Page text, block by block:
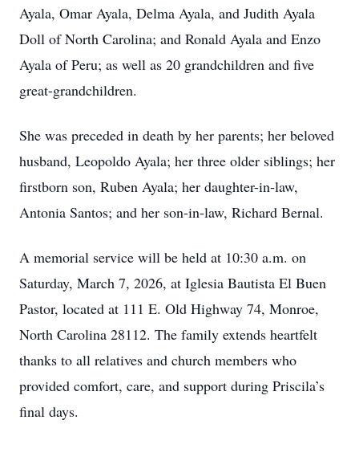
Ayala, Omar Ayala, Delma Ayala, and Judith Ayala
Doll of North Carolina; and Ronald Ayala and Enzo
Ayala of Peru; as well as 20 grandchildren and five
great-grandchildren.
She was preceded in death by her parents; her beloved
husband, Leopoldo Ayala; her three older siblings; her
firstborn son, Ruben Ayala; her daughter-in-law,
Antonia Santos; and her son-in-law, Richard Bernal.
A memorial service will be held at 10:30 a.m. on
Saturday, March 7, 2026, at Iglesia Bautista El Buen
Pastor, located at 111 E. Old Highway 74, Monroe,
North Carolina 28112. The family extends heartfelt
thanks to all relatives and church members who
provided comfort, care, and support during Priscila’s
final days.